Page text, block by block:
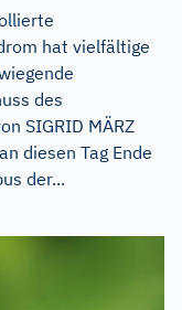
hat vielfältige
des
SIGRID MÄRZ
diesen Tag Ende
der...